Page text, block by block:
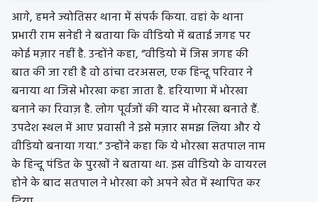
आगे, हमने ज्योतिसर थाना में संपर्क किया. वहां के थाना
प्रभारी राम सनेही ने बताया कि वीडियो में बताई जगह पर
कोई मज़ार नहीं है. उन्होंने कहा, “वीडियो में जिस जगह की
बात की जा रही है वो ढांचा दरअसल, एक हिन्दू परिवार ने
बनाया था जिसे भोरखा कहा जाता है. हरियाणा में भोरखा
बनाने का रिवाज़ है. लोग पूर्वजों की याद में भोरखा बनाते हैं.
उपदेश स्थल में आए प्रवासी ने इसे मज़ार समझ लिया और ये
वीडियो बनाया गया.” उन्होंने कहा कि ये भोरखा सतपाल नाम
के हिन्दू पंडित के पुरखों ने बताया था. इस वीडियो के वायरल
होने के बाद सतपाल ने भोरखा को अपने खेत में स्थापित कर